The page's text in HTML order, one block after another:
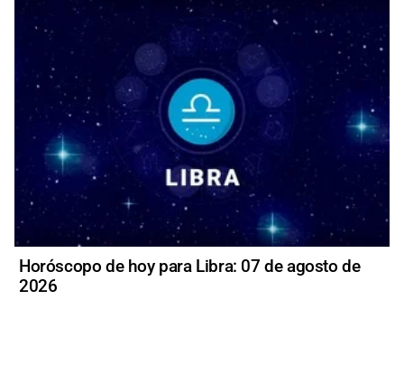
Horóscopo de hoy para Libra: 07 de agosto de
2026